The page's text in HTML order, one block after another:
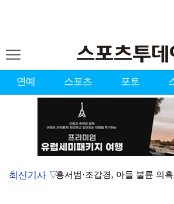
연예 스포츠 포토
최신기사 ▽